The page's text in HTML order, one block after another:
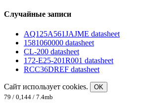
Случайные записи
AQ125A561JAJME datasheet
1581060000 datasheet
CL-200 datasheet
172-E25-201R001 datasheet
RCC36DREF datasheet
Сайт использует cookies.
OK
79 / 0,144 / 7.4mb